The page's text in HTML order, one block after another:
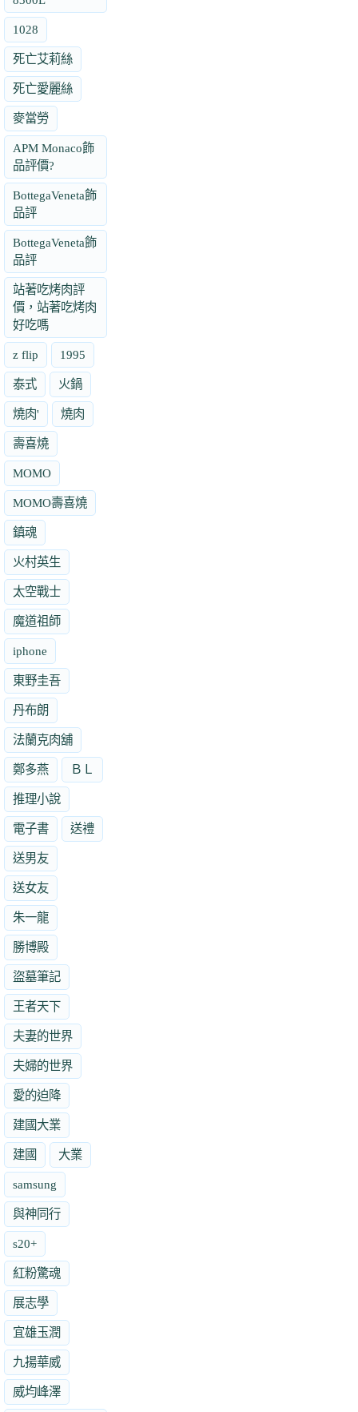
1028
死亡艾莉絲
死亡愛麗絲
麥當勞
APM Monaco飾
品評價?
BottegaVeneta飾
品評
BottegaVeneta飾
品評
站著吃烤肉評
價，站著吃烤肉
好吃嗎
z flip 1995
泰式 火鍋
燒肉' 燒肉
壽喜燒
MOMO
MOMO壽喜燒
鎮魂
火村英生
太空戰士
魔道祖師
iphone
東野圭吾
丹布朗
法蘭克肉舖
鄭多燕 ＢＬ
推理小說
電子書 送禮
送男友
送女友
朱一龍
勝博殿
盜墓筆記
王者天下
夫妻的世界
夫婦的世界
愛的迫降
建國大業
建國 大業
samsung
與神同行
s20+
紅粉驚魂
展志學
宜雄玉潤
九揚華威
威均峰澤